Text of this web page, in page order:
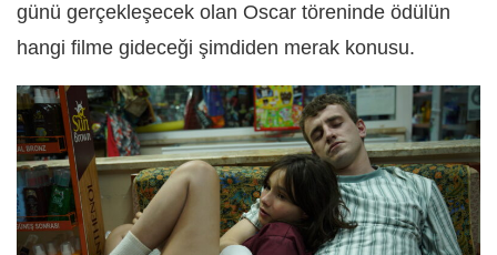
günü gerçekleşecek olan Oscar töreninde ödülün
hangi filme gideceği şimdiden merak konusu.